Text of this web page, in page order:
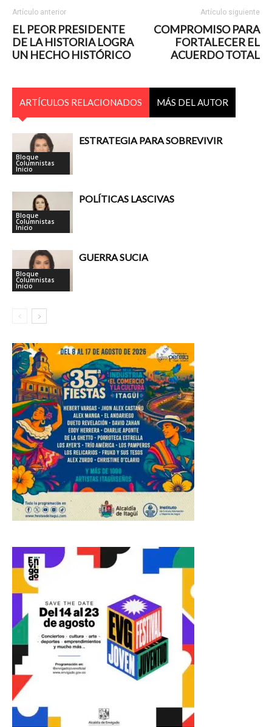
Artículo anterior
EL PEOR PRESIDENTE
DE LA HISTORIA LOGRA
UN HECHO HISTÓRICO
Artículo siguiente
COMPROMISO PARA
FORTALECER EL
ACUERDO TOTAL
ARTÍCULOS RELACIONADOS MÁS DEL AUTOR
Bloque
Columnistas
Inicio
ESTRATEGIA PARA SOBREVIVIR
Bloque
Columnistas
Inicio
POLÍTICAS LASCIVAS
Bloque
Columnistas
Inicio
GUERRA SUCIA